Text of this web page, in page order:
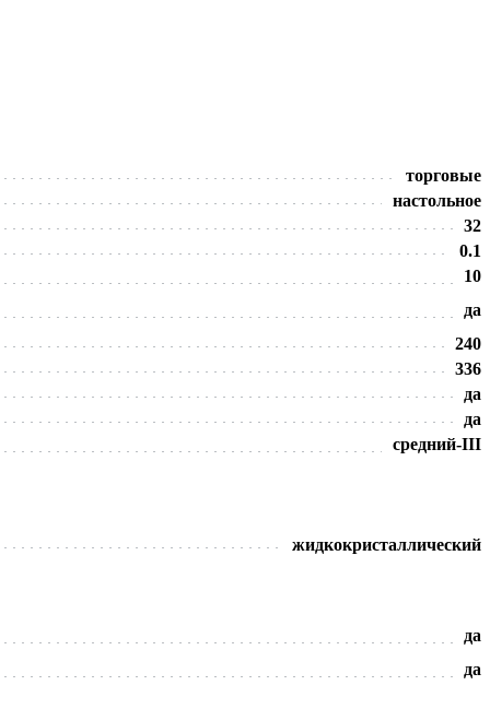
торговые
настольное
32
0.1
10
да
240
336
да
да
средний-III
жидкокристаллический
да
да